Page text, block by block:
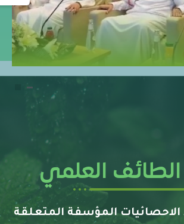
الطائف العلمي
الاحصائيات المؤسفة المتعلقة